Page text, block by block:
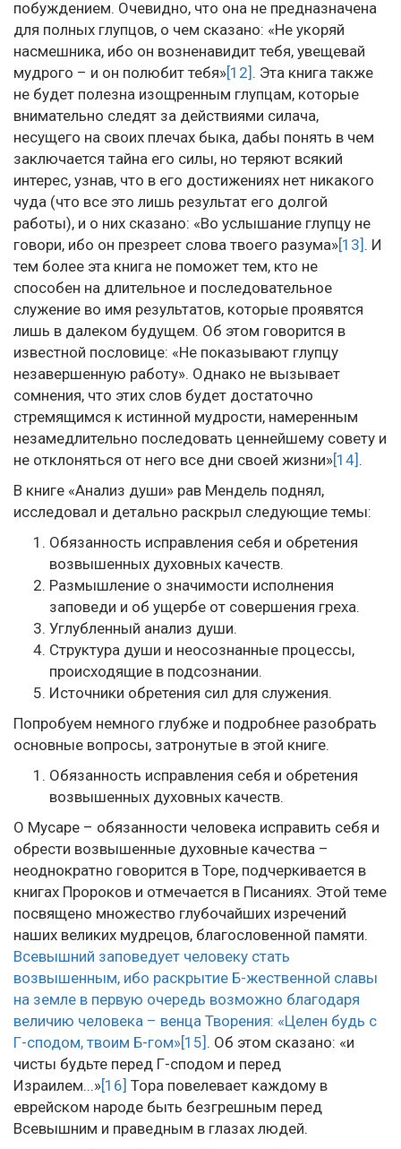
побуждением. Очевидно, что она не предназначена
для полных глупцов, о чем сказано: «Не укоряй
насмешника, ибо он возненавидит тебя, увещевай
мудрого – и он полюбит тебя»[12] . Эта книга также
не будет полезна изощренным глупцам, которые
внимательно следят за действиями силача,
несущего на своих плечах быка, дабы понять в чем
заключается тайна его силы, но теряют всякий
интерес, узнав, что в его достижениях нет никакого
чуда (что все это лишь результат его долгой
работы), и о них сказано: «Во услышание глупцу не
говори, ибо он презреет слова твоего разума»[13] . И
тем более эта книга не поможет тем, кто не
способен на длительное и последовательное
служение во имя результатов, которые проявятся
лишь в далеком будущем. Об этом говорится в
известной пословице: «Не показывают глупцу
незавершенную работу». Однако не вызывает
сомнения, что этих слов будет достаточно
стремящимся к истинной мудрости, намеренным
незамедлительно последовать ценнейшему совету и
не отклоняться от него все дни своей жизни»[14] .
В книге «Анализ души» рав Мендель поднял,
исследовал и детально раскрыл следующие темы:
Обязанность исправления себя и обретения
возвышенных духовных качеств.
Размышление о значимости исполнения
заповеди и об ущербе от совершения греха.
Углубленный анализ души.
Структура души и неосознанные процессы,
происходящие в подсознании.
Источники обретения сил для служения.
Попробуем немного глубже и подробнее разобрать
основные вопросы, затронутые в этой книге.
Обязанность исправления себя и обретения
возвышенных духовных качеств.
О Мусаре – обязанности человека исправить себя и
обрести возвышенные духовные качества –
неоднократно говорится в Торе, подчеркивается в
книгах Пророков и отмечается в Писаниях. Этой теме
посвящено множество глубочайших изречений
наших великих мудрецов, благословенной памяти.
Всевышний заповедует человеку стать
возвышенным, ибо раскрытие Б-жественной славы
на земле в первую очередь возможно благодаря
величию человека – венца Творения: «Целен будь с
Г-сподом, твоим Б-гом»[15] . Об этом сказано: «и
чисты будьте перед Г-сподом и перед
Израилем...»[16] Тора повелевает каждому в
еврейском народе быть безгрешным перед
Всевышним и праведным в глазах людей.